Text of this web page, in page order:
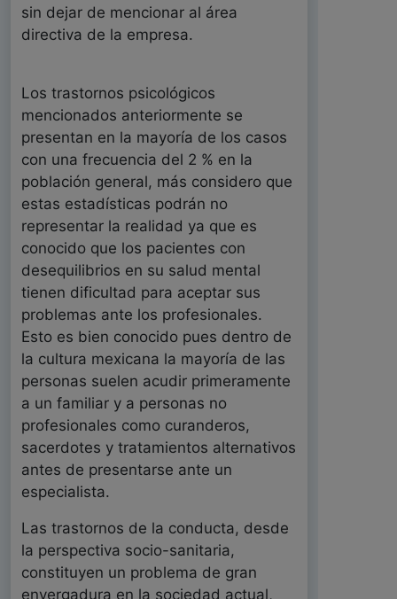
sin dejar de mencionar al área
directiva de la empresa.
Los trastornos psicológicos
mencionados anteriormente se
presentan en la mayoría de los casos
con una frecuencia del 2 % en la
población general, más considero que
estas estadísticas podrán no
representar la realidad ya que es
conocido que los pacientes con
desequilibrios en su salud mental
tienen dificultad para aceptar sus
problemas ante los profesionales.
Esto es bien conocido pues dentro de
la cultura mexicana la mayoría de las
personas suelen acudir primeramente
a un familiar y a personas no
profesionales como curanderos,
sacerdotes y tratamientos alternativos
antes de presentarse ante un
especialista.
Las trastornos de la conducta, desde
la perspectiva socio-sanitaria,
constituyen un problema de gran
envergadura en la sociedad actual,